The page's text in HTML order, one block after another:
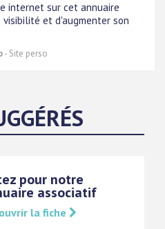
internet sur cet annuaire
et d'augmenter son
- Site perso
pour notre
associatif
la fiche